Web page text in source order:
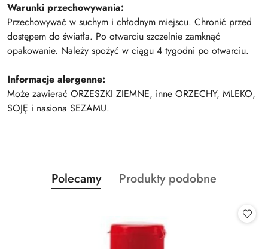
Warunki przechowywania:
Przechowywać w suchym i chłodnym miejscu. Chronić przed
dostępem do światła. Po otwarciu szczelnie zamknąć
opakowanie. Należy spożyć w ciągu 4 tygodni po otwarciu.
Informacje alergenne:
Może zawierać ORZESZKI ZIEMNE, inne ORZECHY, MLEKO,
SOJĘ i nasiona SEZAMU.
Pomiń karuzelę produktów
Produkty
o
Polecamy
Produkty
Produkty podobne